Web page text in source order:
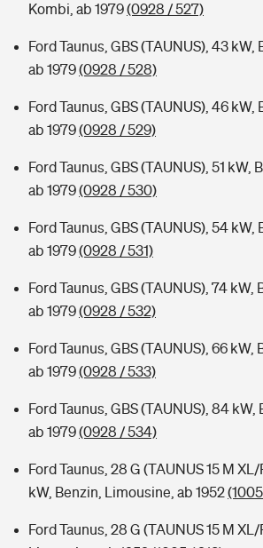
Kombi, ab 1979(0928 / 527)
Ford Taunus, GBS (TAUNUS), 43 kW,
ab 1979(0928 / 528)
Ford Taunus, GBS (TAUNUS), 46 kW,
ab 1979(0928 / 529)
Ford Taunus, GBS (TAUNUS), 51 kW,
ab 1979(0928 / 530)
Ford Taunus, GBS (TAUNUS), 54 kW,
ab 1979(0928 / 531)
Ford Taunus, GBS (TAUNUS), 74 kW,
ab 1979(0928 / 532)
Ford Taunus, GBS (TAUNUS), 66 kW,
ab 1979(0928 / 533)
Ford Taunus, GBS (TAUNUS), 84 kW,
ab 1979(0928 / 534)
Ford Taunus, 28 G (TAUNUS 15 M
kW, Benzin, Limousine, ab 1952
Ford Taunus, 28 G (TAUNUS 15 M XL/